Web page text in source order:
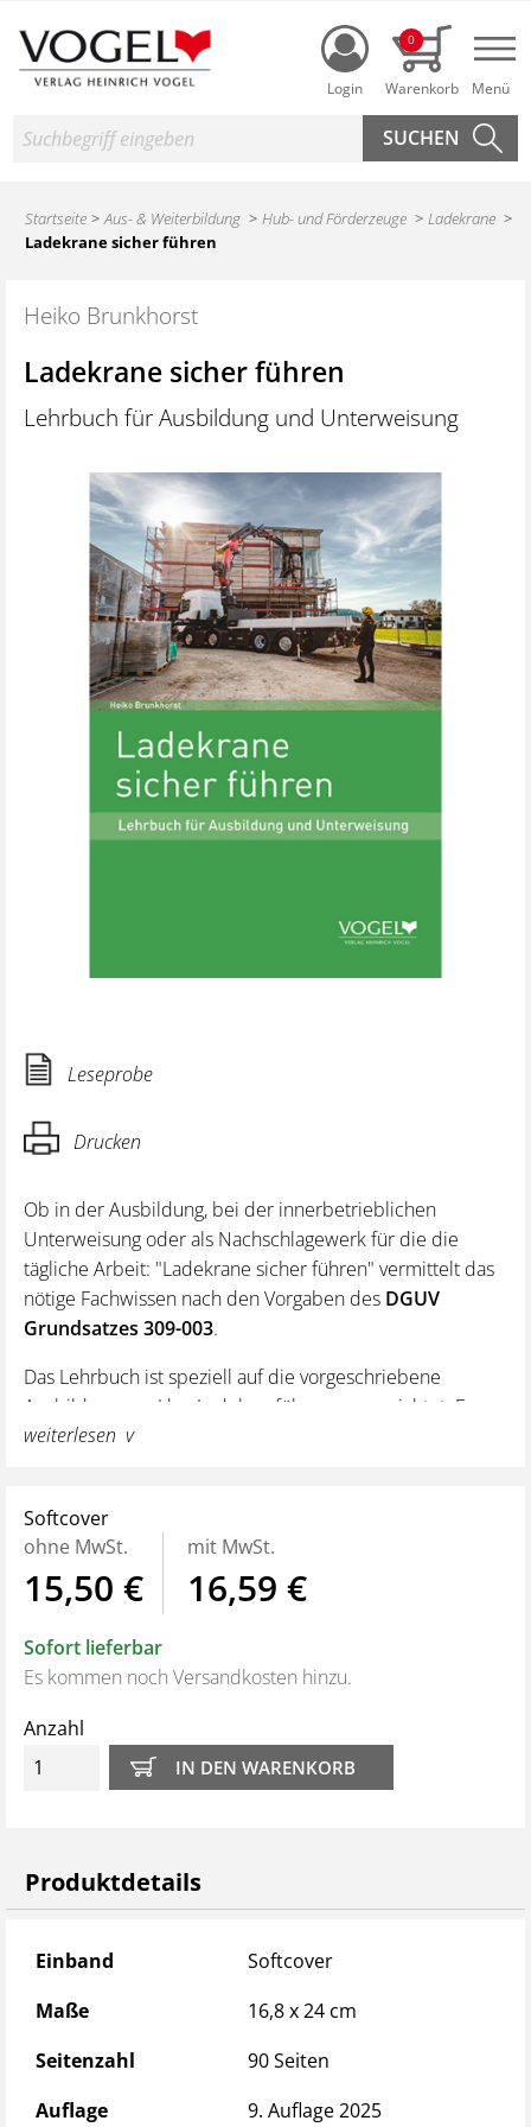
Login
0
Suche
Startseite Aus- & Weiterbildung Hub- und Förderzeuge
Ladekrane
Ladekrane sicher führen
Heiko Brunkhorst
Ladekrane sicher führen
Lehrbuch für Ausbildung und Unterweisung
Leseprobe
Drucken
Ob in der Ausbildung, bei der innerbetrieblichen
Unterweisung oder als Nachschlagewerk für die die
tägliche Arbeit: "Ladekrane sicher führen" vermittelt das
nötige Fachwissen nach den Vorgaben des DGUV
Grundsatzes 309-003.
Das Lehrbuch ist speziell auf die vorgeschriebene
Ausbildung von Lkw-Ladekranführern ausgerichtet. Es
hilft nicht nur bei der praxisnahen Vermittlung der
Umfangreiches Stichwortverzeichnis zur schnellen
Orientierung
Zahlreiche Abbildungen sorgen für ein gutes
Verständnis der Inhalte
Ansprechende Optik durch modernes, klar
gegliedertes Design
Elemente wie „Achtung!“, „Tipp“ und hervorgehobene
Merksätze strukturieren den Text zusätzlich
weiterlesen
Softcover
ohne MwSt.
15,50 €
mit MwSt.
16,59 €
Sofort lieferbar
Es kommen noch Versandkosten hinzu.
Anzahl
Produktdetails
Produktdetails
Einband
Softcover
Maße
16,8 x 24 cm
Seitenzahl
90 Seiten
Auflage
9. Auflage 2025